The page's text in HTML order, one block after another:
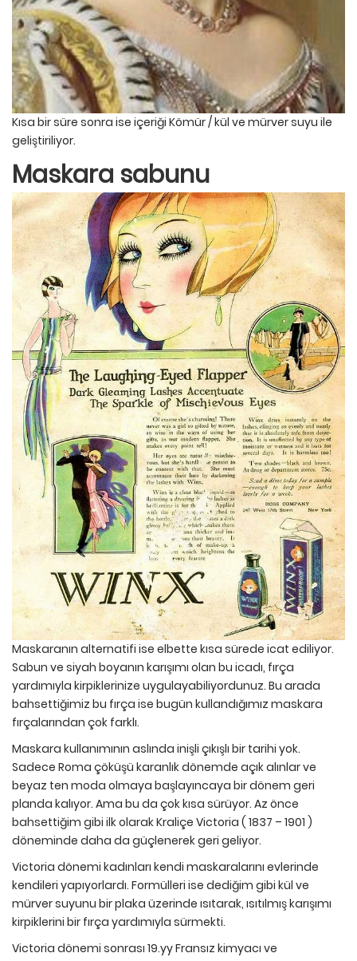
Kısa bir süre sonra ise içeriği Kömür / kül ve mürver suyu ile
geliştiriliyor.
Maskara sabunu
Maskaranın alternatifi ise elbette kısa sürede icat ediliyor.
Sabun ve siyah boyanın karışımı olan bu icadı, fırça
yardımıyla kirpiklerinize uygulayabiliyordunuz. Bu arada
bahsettiğimiz bu fırça ise bugün kullandığımız maskara
fırçalarından çok farklı.
Maskara kullanımının aslında inişli çıkışlı bir tarihi yok.
Sadece Roma çöküşü karanlık dönemde açık alınlar ve
beyaz ten moda olmaya başlayıncaya bir dönem geri
planda kalıyor. Ama bu da çok kısa sürüyor. Az önce
bahsettiğim gibi ilk olarak Kraliçe Victoria ( 1837 – 1901 )
döneminde daha da güçlenerek geri geliyor.
Victoria dönemi kadınları kendi maskaralarını evlerinde
kendileri yapıyorlardı. Formülleri ise dediğim gibi kül ve
mürver suyunu bir plaka üzerinde ısıtarak, ısıtılmış karışımı
kirpiklerini bir fırça yardımıyla sürmekti.
Victoria dönemi sonrası 19.yy Fransız kimyacı ve